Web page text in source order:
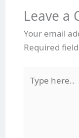
Leave a
Your email
Required
here..